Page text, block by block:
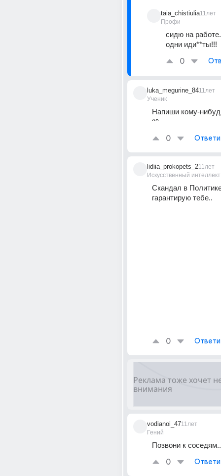
taia_chistiulia
Профи
11лет
сидю на
одни иди**ты!!!
0
luka_megurine_84
Ученик
11лет
Напиши кому-
^^
0
lidiia_prokopets_2
Искусственный интеллект
11лет
Скандал в
гарантирую тебе..
0
vodianoi_47
Гений
11лет
Позвони к
0